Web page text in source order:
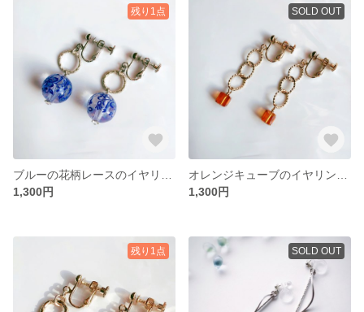
残り1点
1,300円
SOLD OUT
1,300円
残り1点 SOLD OUT